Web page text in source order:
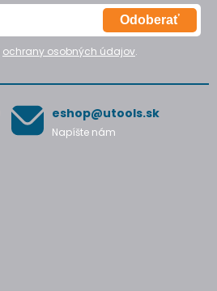
Odoberať
ochrany osobných údajov.
eshop@utools.sk
Napíšte nám